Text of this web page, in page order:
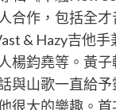
合作，包括全才
& Hazy吉他手
楊鈞堯等。黃
與山歌一直給
很大的樂趣。